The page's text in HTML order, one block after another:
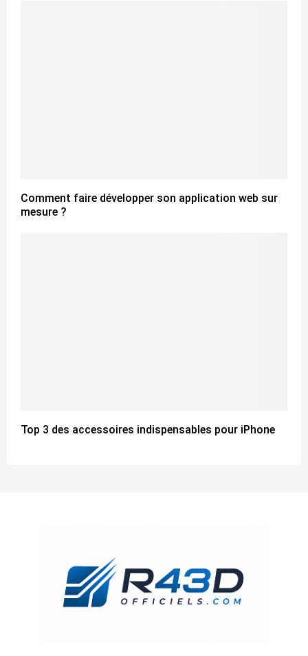
Comment faire développer son application web sur
mesure ?
Top 3 des accessoires indispensables pour iPhone